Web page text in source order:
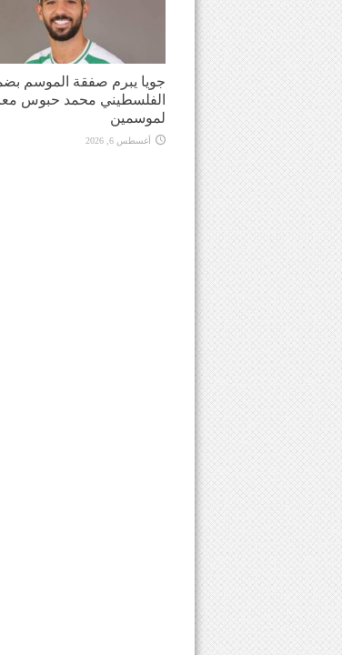
جويا يبرم صفقة الموسم
الفلسطيني محمد حبوس
لموسمين
أغسطس 6, 2026